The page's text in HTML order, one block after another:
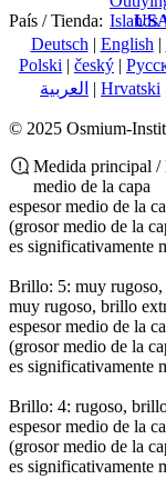
País / Tienda:
Deutsch | English |
Polski | český |
العربية | Hrvatski
© 2025 Osmium-
Medida principal /
medio de la capa
espesor medio de la
(grosor medio de la
es significativamente
Brillo: 5: muy
muy rugoso, brillo
espesor medio de la
(grosor medio de la
es significativamente
Brillo: 4: rugoso,
espesor medio de la
(grosor medio de la
es significativamente